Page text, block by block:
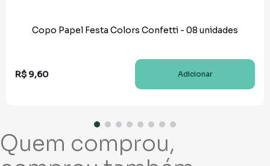
Copo Papel Festa Colors Confetti - 08 unidades
R$ 9,60 Adicionar
Quem comprou,